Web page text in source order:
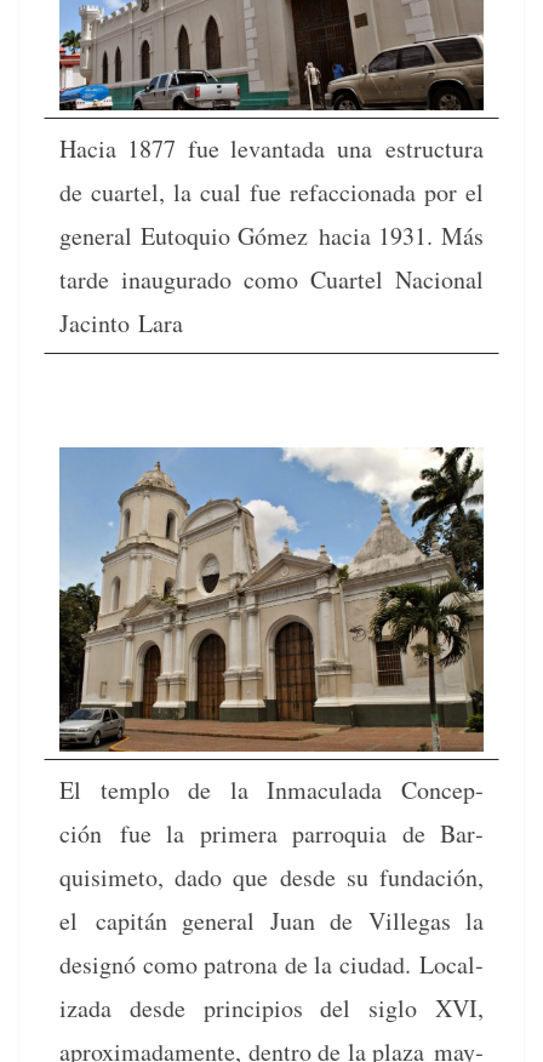
Hacia 1877 fue lev­an­ta­da una estruc­tura
de cuar­tel, la cual fue refac­ciona­da por el
gen­er­al Euto­quio Gómez hacia 1931. Más
tarde inau­gu­ra­do como Cuar­tel Nacional
Jac­in­to Lara
El tem­p­lo de la Inmac­u­la­da Con­cep­
ción fue la primera par­ro­quia de Bar­
quisime­to, dado que des­de su fun­dación,
el capitán gen­er­al Juan de Vil­le­gas la
designó como patrona de la ciu­dad. Local­
iza­da des­de prin­ci­p­ios del siglo XVI,
aprox­i­mada­mente, den­tro de la plaza may­